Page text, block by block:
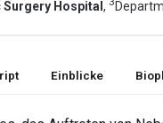
Hospital ,
Einblicke